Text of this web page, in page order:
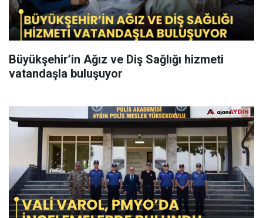
Büyükşehir’in Ağız ve Diş Sağlığı hizmeti
vatandaşla buluşuyor